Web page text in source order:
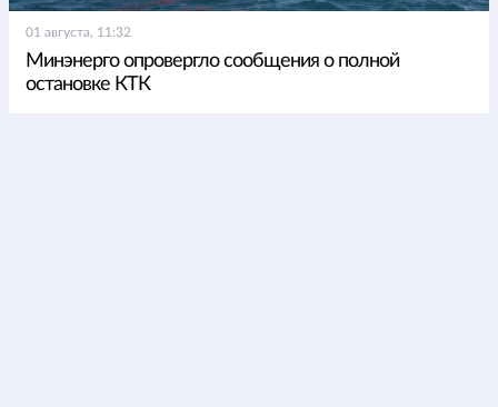
01 августа, 11:32
Минэнерго опровергло сообщения о полной
остановке КТК